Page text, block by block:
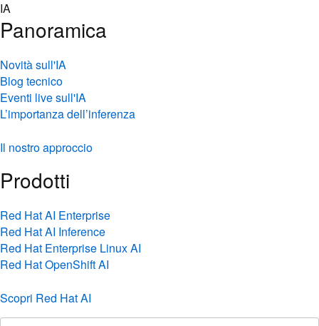
Skip
to
content
IA
Panoramica
Novità sull'IA
Blog tecnico
Eventi live sull'IA
L’importanza dell’inferenza
Il nostro approccio
Prodotti
Red Hat AI Enterprise
Red Hat AI Inference
Red Hat Enterprise Linux AI
Red Hat OpenShift AI
Scopri Red Hat AI